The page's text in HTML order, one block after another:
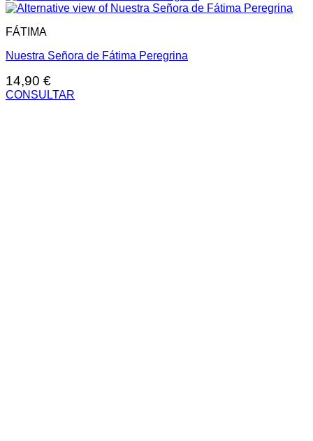
FÁTIMA
Nuestra Señora de Fátima Peregrina
14,90 €
CONSULTAR